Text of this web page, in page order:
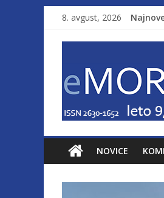
8. avgust, 2026
NOVICE